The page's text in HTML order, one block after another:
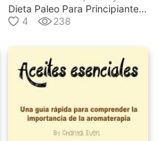
Dieta Paleo Para Principiantes: Cómo Comenzar La Dieta Paleo
4
238